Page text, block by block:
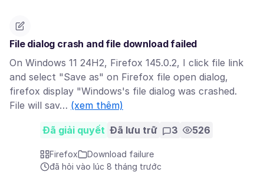
File dialog crash and file download failed
On Windows 11 24H2, Firefox 145.0.2, I click file link
and select "Save as" on Firefox file open dialog,
firefox display "Windows's file dialog was crashed.
File will sav… (xem thêm)
Đã giải quyết Đã lưu trữ 3 526
Firefox
Download failure
đã hỏi vào lúc 8 tháng trước